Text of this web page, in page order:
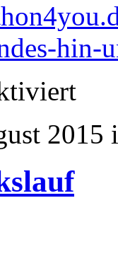
hin-